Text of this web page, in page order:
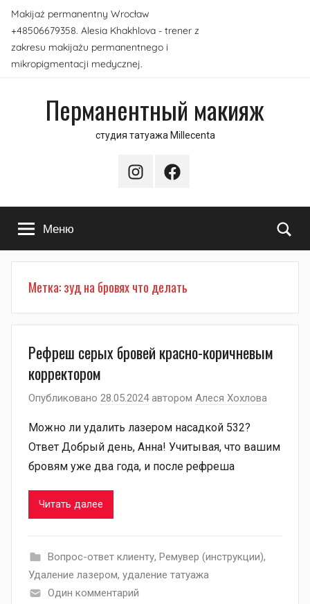
Перейти
содержимому
Makijaż permanentny Wrocław
+48506679358. Alesia Khakhlova - trener z
zakresu makijażu permanentnego i
mikropigmentacji medycznej.
Перманентный макияж
студия татуажа Millecenta
InstagramFacebook
Меню
Метка:зуд на бровях что делать
Рефреш серых бровей красно-коричневым
корректором
Опубликовано 28.05.2024автором Алеся Хохлова
Можно ли удалить лазером насадкой 532?
Ответ Добрый день, Анна! Учитывая, что вашим
бровям уже два года, и после рефреша
Читать далее
Вопрос-ответ клиенту, Ремувер (инструкции),
Удаление лазером, удаление татуажа
Один комментарий